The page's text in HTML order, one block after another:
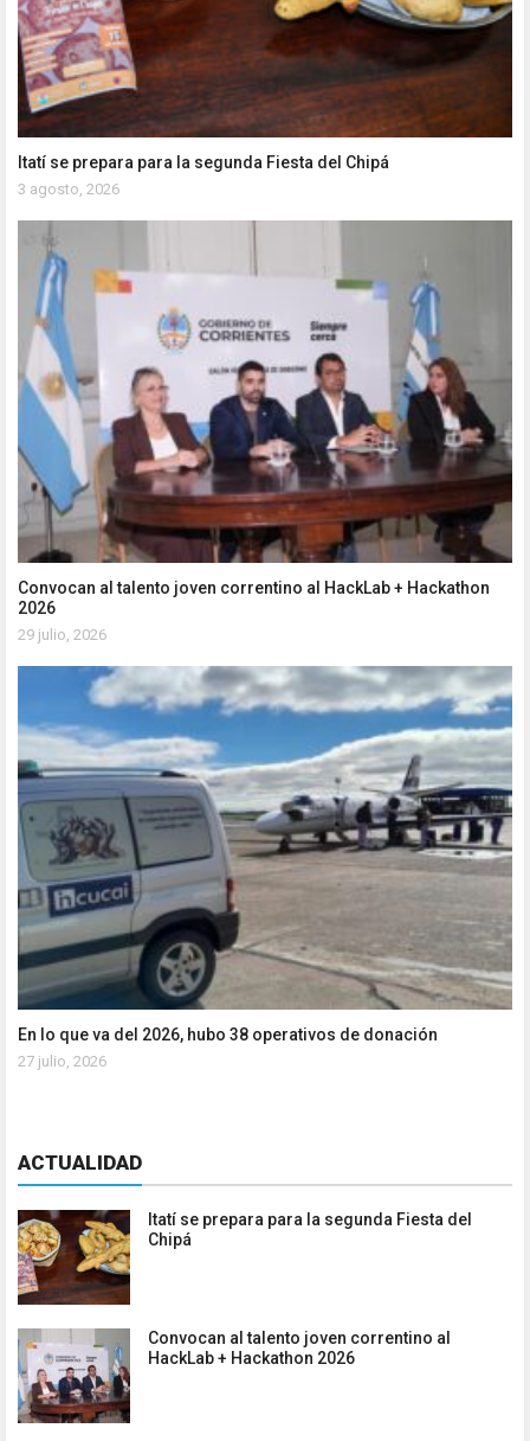
Itatí se prepara para la segunda Fiesta del Chipá
3 agosto, 2026
Convocan al talento joven correntino al HackLab + Hackathon
2026
29 julio, 2026
En lo que va del 2026, hubo 38 operativos de donación
27 julio, 2026
ACTUALIDAD
Itatí se prepara para la segunda Fiesta del
Chipá
Convocan al talento joven correntino al
HackLab + Hackathon 2026